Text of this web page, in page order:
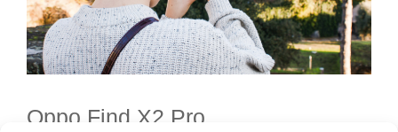
Oppo Find X2 Pro